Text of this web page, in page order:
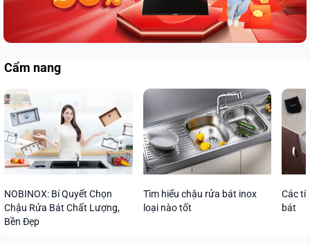
Cẩm nang
NOBINOX: Bí Quyết Chọn
Chậu Rửa Bát Chất Lượng,
Bền Đẹp
Tìm hiểu chậu rửa bát inox
loại nào tốt
Các
bát